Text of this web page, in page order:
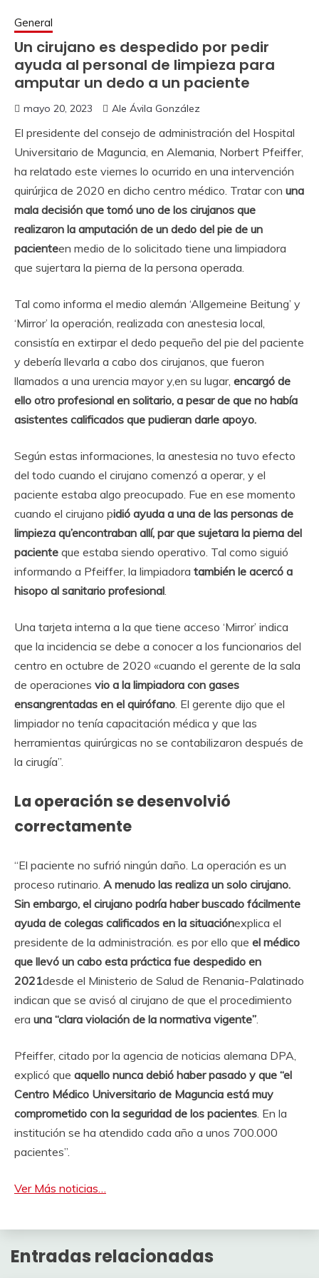
General
Un cirujano es despedido por pedir
ayuda al personal de limpieza para
amputar un dedo a un paciente
mayo 20, 2023 Ale Ávila González
El presidente del consejo de administración del Hospital
Universitario de Maguncia, en Alemania, Norbert Pfeiffer,
ha relatado este viernes lo ocurrido en una intervención
quirúrjica de 2020 en dicho centro médico. Tratar con una
mala decisión que tomó uno de los cirujanos que
realizaron la amputación de un dedo del pie de un
pacienteen medio de lo solicitado tiene una limpiadora
que sujertara la pierna de la persona operada.
Tal como informa el medio alemán ‘Allgemeine Beitung’ y
‘Mirror’ la operación, realizada con anestesia local,
consistía en extirpar el dedo pequeño del pie del paciente
y debería llevarla a cabo dos cirujanos, que fueron
llamados a una urencia mayor y,en su lugar, encargó de
ello otro profesional en solitario, a pesar de que no había
asistentes calificados que pudieran darle apoyo.
Según estas informaciones, la anestesia no tuvo efecto
del todo cuando el cirujano comenzó a operar, y el
paciente estaba algo preocupado. Fue en ese momento
cuando el cirujano pidió ayuda a una de las personas de
limpieza qu’encontraban allí, par que sujetara la pierna del
paciente que estaba siendo operativo. Tal como siguió
informando a Pfeiffer, la limpiadora también le acercó a
hisopo al sanitario profesional.
Una tarjeta interna a la que tiene acceso ‘Mirror’ indica
que la incidencia se debe a conocer a los funcionarios del
centro en octubre de 2020 «cuando el gerente de la sala
de operaciones vio a la limpiadora con gases
ensangrentadas en el quirófano. El gerente dijo que el
limpiador no tenía capacitación médica y que las
herramientas quirúrgicas no se contabilizaron después de
la cirugía”.
La operación se desenvolvió
correctamente
“El paciente no sufrió ningún daño. La operación es un
proceso rutinario. A menudo las realiza un solo cirujano.
Sin embargo, el cirujano podría haber buscado fácilmente
ayuda de colegas calificados en la situaciónexplica el
presidente de la administración. es por ello que el médico
que llevó un cabo esta práctica fue despedido en
2021desde el Ministerio de Salud de Renania-Palatinado
indican que se avisó al cirujano de que el procedimiento
era una “clara violación de la normativa vigente”.
Pfeiffer, citado por la agencia de noticias alemana DPA,
explicó que aquello nunca debió haber pasado y que “el
Centro Médico Universitario de Maguncia está muy
comprometido con la seguridad de los pacientes. En la
institución se ha atendido cada año a unos 700.000
pacientes”.
Ver Más noticias…
Entradas relacionadas